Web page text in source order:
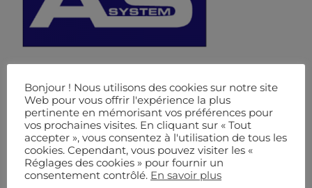
Bonjour ! Nous utilisons des cookies sur notre site
Web pour vous offrir l'expérience la plus
pertinente en mémorisant vos préférences pour
vos prochaines visites. En cliquant sur « Tout
accepter », vous consentez à l'utilisation de tous les
cookies. Cependant, vous pouvez visiter les «
Réglages des cookies » pour fournir un
consentement contrôlé. En savoir plus